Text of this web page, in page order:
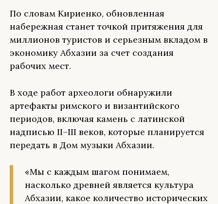
По словам Кириенко, обновленная
набережная станет точкой притяжения для
миллионов туристов и серьезным вкладом в
экономику Абхазии за счет создания
рабочих мест.
В ходе работ археологи обнаружили
артефакты римского и византийского
периодов, включая камень с латинской
надписью II–III веков, которые планируется
передать в Дом музыки Абхазии.
«Мы с каждым шагом понимаем,
насколько древней является культура
Абхазии, какое количество исторических